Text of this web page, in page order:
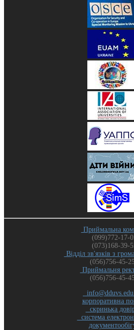
Приймальна
(099)772-17-
(073)168-39-
Відділ зв'язків з
(056)756-45-
Приймальня
(056)756-45-
корпоративна
скринька
система